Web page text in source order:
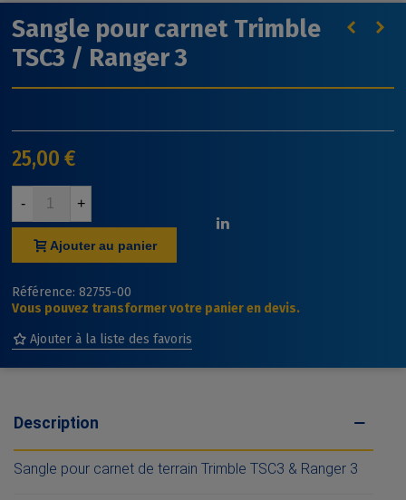
Sangle pour carnet Trimble
TSC3 / Ranger 3
25,00 €
- +
Ajouter au panier
Référence: 82755-00
Vous pouvez transformer votre panier en devis.
Ajouter à la liste des favoris
Description
Sangle pour carnet de terrain Trimble TSC3 & Ranger 3